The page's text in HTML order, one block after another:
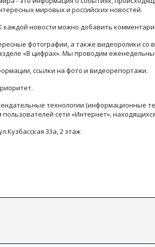
мировых и российских новостей.
каждой новости можно добавить
фотографии, а также видеоролики со
«В цифрах». Мы проводим
ссылки на фото и видеорепортажи.
технологии (информационные
сети «Интернет»,
33а, 2 этаж